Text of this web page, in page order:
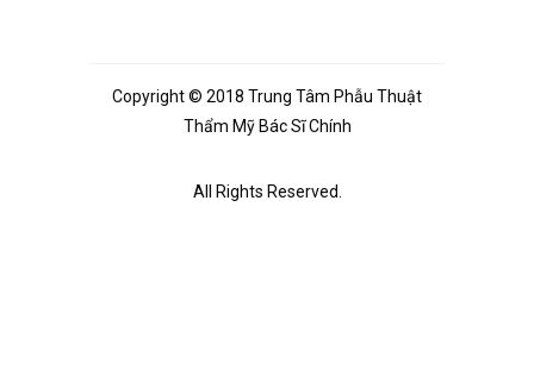
Copyright © 2018 Trung Tâm Phẫu Thuật
Thẩm Mỹ Bác Sĩ Chính
All Rights Reserved.